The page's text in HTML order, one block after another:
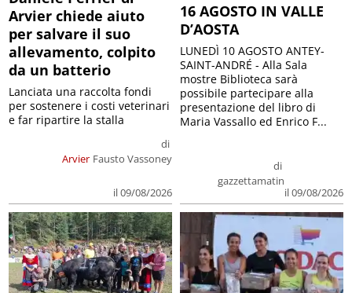
Arvier chiede aiuto
per salvare il suo
allevamento, colpito
da un batterio
Arvier
di
Fausto Vassoney
il 09/08/2026
Lanciata una raccolta fondi
per sostenere i costi veterinari
e far ripartire la stalla
16 AGOSTO IN VALLE
D’AOSTA
di
gazzettamatin
il 09/08/2026
LUNEDÌ 10 AGOSTO ANTEY-
SAINT-ANDRÉ - Alla Sala
mostre Biblioteca sarà
possibile partecipare alla
presentazione del libro di
Maria Vassallo ed Enrico F...